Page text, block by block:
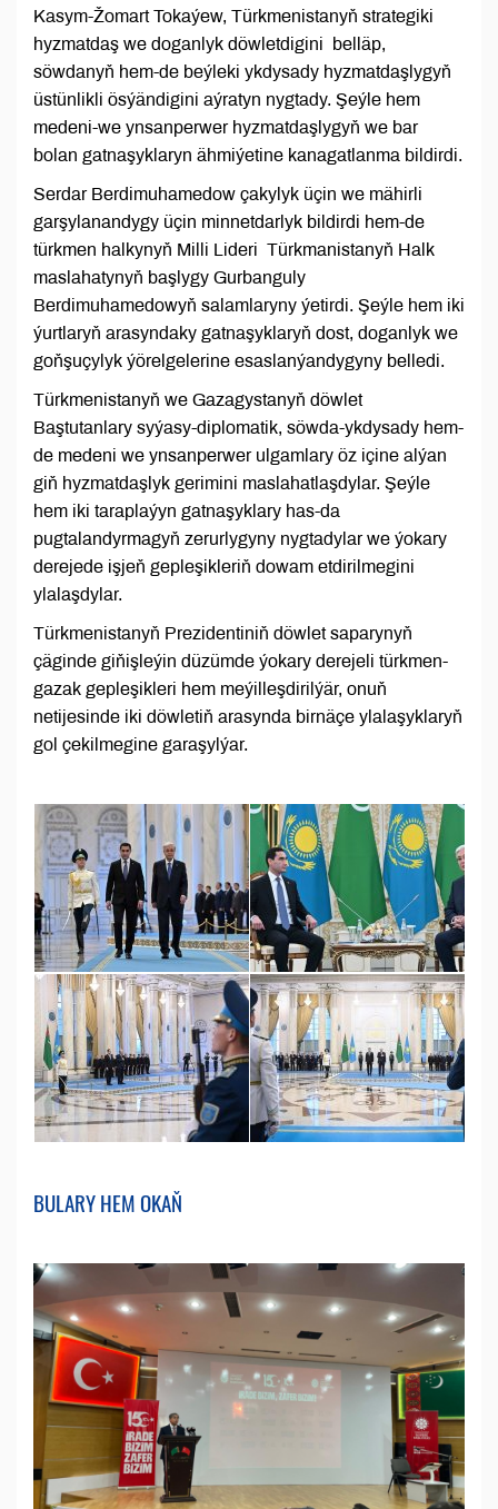
Kasym-Žomart Tokaýew, Türkmenistanyň strategiki
hyzmatdaş we doganlyk döwletdigini belläp,
söwdanyň hem-de beýleki ykdysady hyzmatdaşlygyň
üstünlikli ösýändigini aýratyn nygtady. Şeýle hem
medeni-we ynsanperwer hyzmatdaşlygyň we bar
bolan gatnaşyklaryn ähmiýetine kanagatlanma bildirdi.
Serdar Berdimuhamedow çakylyk üçin we mähirli
garşylanandygy üçin minnetdarlyk bildirdi hem-de
türkmen halkynyň Milli Lideri Türkmanistanyň Halk
maslahatynyň başlygy Gurbanguly
Berdimuhamedowyň salamlaryny ýetirdi. Şeýle hem iki
ýurtlaryň arasyndaky gatnaşyklaryň dost, doganlyk we
goňşuçylyk ýörelgelerine esaslanýandygyny belledi.
Türkmenistanyň we Gazagystanyň döwlet
Baştutanlary syýasy-diplomatik, söwda-ykdysady hem-
de medeni we ynsanperwer ulgamlary öz içine alýan
giň hyzmatdaşlyk gerimini maslahatlaşdylar. Şeýle
hem iki taraplaýyn gatnaşyklary has-da
pugtalandyrmagyň zerurlygyny nygtadylar we ýokary
derejede işjeň gepleşikleriň dowam etdirilmegini
ylalaşdylar.
Türkmenistanyň Prezidentiniň döwlet saparynyň
çäginde giňişleýin düzümde ýokary derejeli türkmen-
gazak gepleşikleri hem meýilleşdirilýär, onuň
netijesinde iki döwletiň arasynda birnäçe ylalaşyklaryň
gol çekilmegine garaşylýar.
BULARY HEM OKAŇ